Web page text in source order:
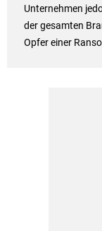
Unternehmen
der gesamten
Opfer einer